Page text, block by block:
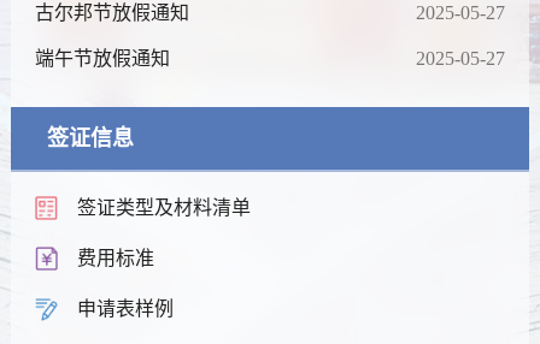
古尔邦节放假通知 2025-05-27
端午节放假通知 2025-05-27
签证信息
签证类型及材料清单
费用标准
申请表样例